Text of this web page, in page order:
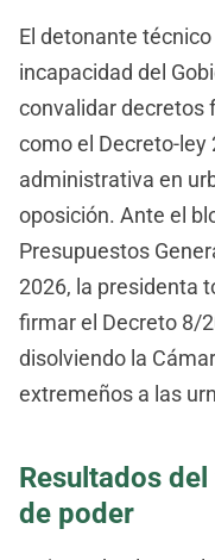
El detonante
incapacidad del
convalidar decretos
como el Decreto-
administrativa en
oposición. Ante el
Presupuestos
2026, la presidenta
firmar el Decreto 8/
disolviendo la
extremeños a las
Resultados
de poder